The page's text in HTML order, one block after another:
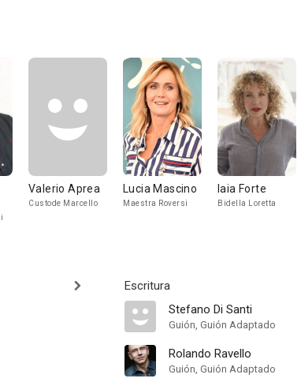
Valerio Aprea
Custode Marcello
Lucia Mascino
Maestra Roversi
Iaia Forte
Bidella Loretta
Escritura
Stefano Di Santi
Guión, Guión Adaptado
Rolando Ravello
Guión, Guión Adaptado